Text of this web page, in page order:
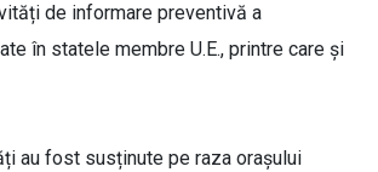
de informare preventivă a
în statele membre U.E., printre care și
au fost susținute pe raza orașului